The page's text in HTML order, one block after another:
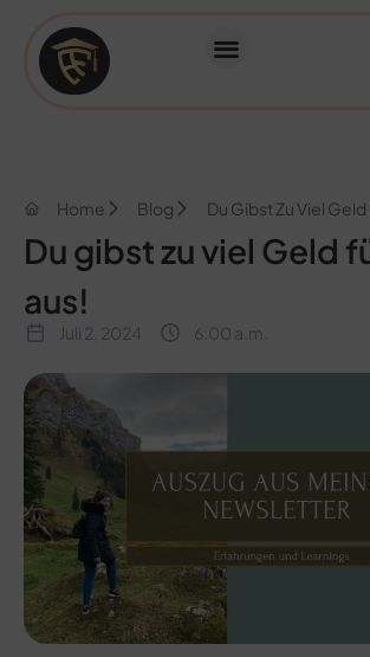
Home Blog Du Gibst Zu Viel
Du gibst zu viel Geld
aus!
Juli 2, 2024 6:00 a.m.